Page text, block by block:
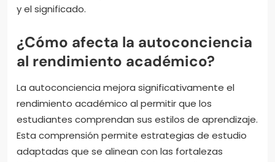
y el significado.
¿Cómo afecta la autoconciencia
al rendimiento académico?
La autoconciencia mejora significativamente el
rendimiento académico al permitir que los
estudiantes comprendan sus estilos de aprendizaje.
Esta comprensión permite estrategias de estudio
adaptadas que se alinean con las fortalezas